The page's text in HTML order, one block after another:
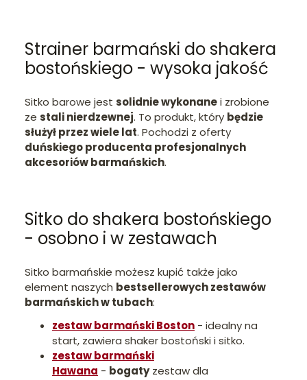
Strainer barmański do shakera
bostońskiego - wysoka jakość
Sitko barowe jest solidnie wykonanei zrobione
ze stali nierdzewnej. To produkt, który będzie
służył przez wiele lat. Pochodzi z oferty
duńskiego producenta profesjonalnych
akcesoriów barmańskich.
Sitko do shakera bostońskiego
- osobno i w zestawach
Sitko barmańskie możesz kupić także jako
element naszych bestsellerowych zestawów
barmańskich w tubach:
zestaw barmański Boston - idealny na
start, zawiera shaker bostoński i sitko.
zestaw barmański
Hawana - bogatyzestaw dla